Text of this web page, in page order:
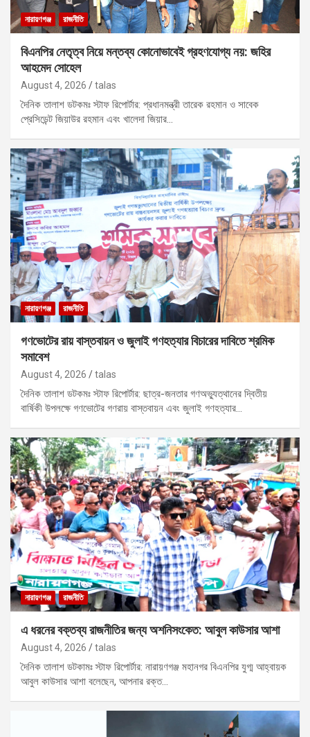
নারায়ণগঞ্জ রাজনীতি
বিএনপির নেতৃত্ব নিয়ে মন্তব্য কোনোভাবেই গ্রহণযোগ্য নয়: জহির
আহমেদ সোহেল
August 4, 2026 talas
দৈনিক তালাশ ডটকমঃ স্টাফ রিপোর্টার: প্রধানমন্ত্রী তারেক রহমান ও সাবেক
প্রেসিডেন্ট জিয়াউর রহমান এবং খালেদা জিয়ার…
নারায়ণগঞ্জ রাজনীতি
গণভোটের রায় বাস্তবায়ন ও জুলাই গণহত্যার বিচারের দাবিতে শ্রমিক
সমাবেশ
August 4, 2026 talas
দৈনিক তালাশ ডটকমঃ স্টাফ রিপোর্টার: ছাত্র-জনতার গণঅভ্যুত্থানের দ্বিতীয়
বার্ষিকী উপলক্ষে গণভোটের গণরায় বাস্তবায়ন এবং জুলাই গণহত্যার…
নারায়ণগঞ্জ রাজনীতি
এ ধরনের বক্তব্য রাজনীতির জন্য অশনিসংকেত: আবুল কাউসার আশা
August 4, 2026 talas
দৈনিক তালাশ ডটকামঃ স্টাফ রিপোর্টার: নারায়ণগঞ্জ মহানগর বিএনপির যুগ্ম আহ্বায়ক
আবুল কাউসার আশা বলেছেন, আপনার রক্ত…